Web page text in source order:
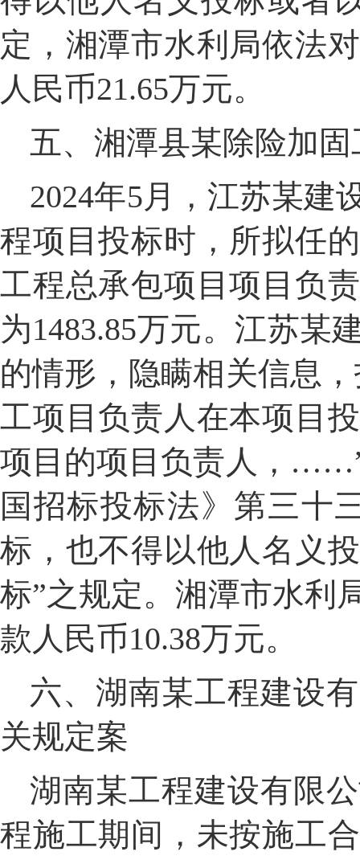
定， 湘潭市水利局依法
人民币21.65万元。
五、湘潭县某除险加
2024年5月，江苏某建
程项目投标时，所拟任
工程总承包项目项目负
为1483.85万元。江苏某
的情形，隐瞒相关信息
工项目负责人在本项目
项目的项目负责人， ……
国招标投标法》第三十
标，也不得以他人名义
标”之规定。湘潭市水利
款人民币10.38万元。
六、湖南某工程建设
关规定案
湖南某工程建设有限
程施工期间，未按施工